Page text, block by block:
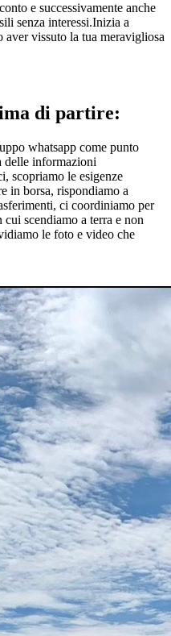
e successivamente anche
senza interessi.Inizia a
vissuto la tua meravigliosa
di partire:
whatsapp come punto
delle informazioni
scopriamo le esigenze
in borsa, rispondiamo a
ci coordiniamo per
scendiamo a terra e non
le foto e video che